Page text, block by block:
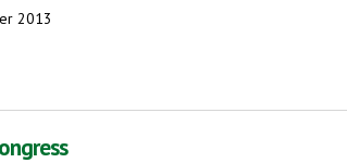
2013